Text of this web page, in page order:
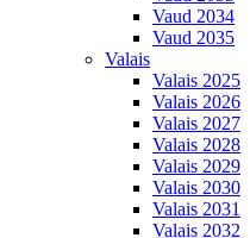
Vaud 2034
Vaud 2035
Valais
Valais 2025
Valais 2026
Valais 2027
Valais 2028
Valais 2029
Valais 2030
Valais 2031
Valais 2032